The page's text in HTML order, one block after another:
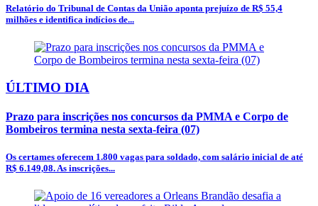
Relatório do Tribunal de Contas da União aponta prejuízo de R$ 55,4
milhões e identifica indícios de...
ÚLTIMO DIA
Prazo para inscrições nos concursos da PMMA e Corpo de
Bombeiros termina nesta sexta-feira (07)
Os certames oferecem 1.800 vagas para soldado, com salário inicial de até
R$ 6.149,08. As inscrições...